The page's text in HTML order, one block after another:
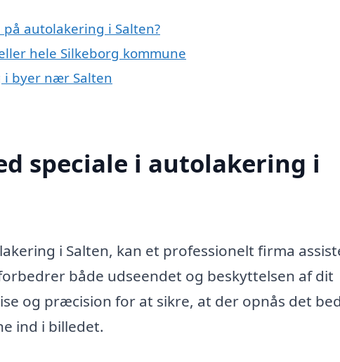
autolakering i Salten?
hele Silkeborg kommune
i byer nær Salten
speciale i autolakering i
i Salten, kan et professionelt firma
både udseendet og beskyttelsen af dit
og præcision for at sikre, at der opnås det
ind i billedet.